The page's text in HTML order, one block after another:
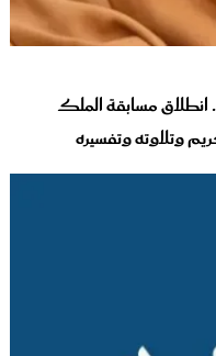
انطلاق مسابقة الملك
وتلاوته وتفسيره